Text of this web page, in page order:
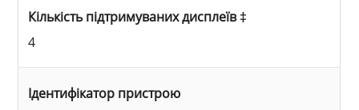
Кількість підтримуваних дисплеїв ‡
4
Ідентифікатор пристрою